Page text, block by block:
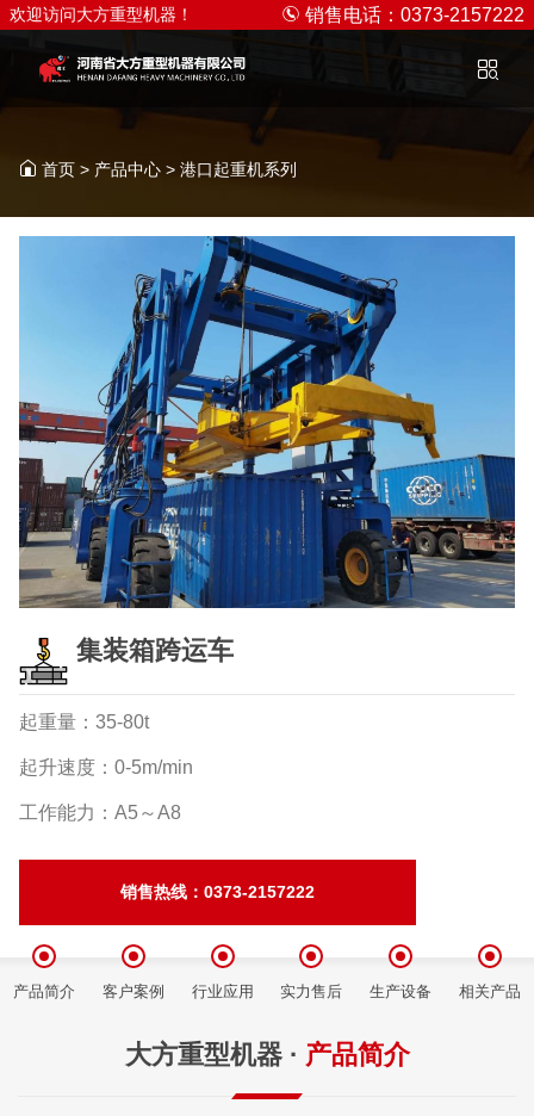
欢迎访问大方重型机器！ 销售电话：0373-2157222
首页 > 产品中心 > 港口起重机系列
集装箱跨运车
起重量：35-80t
起升速度：0-5m/min
工作能力：A5～A8
销售热线：0373-2157222
产品简介 客户案例 行业应用 实力售后 生产设备 相关产品
大方重型机器 · 产品简介